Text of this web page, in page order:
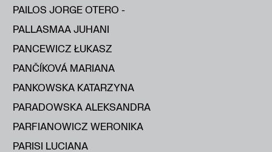
PAILOS JORGE OTERO -
PALLASMAA JUHANI
PANCEWICZ ŁUKASZ
PANČÍKOVÁ MARIANA
PANKOWSKA KATARZYNA
PARADOWSKA ALEKSANDRA
PARFIANOWICZ WERONIKA
PARISI LUCIANA